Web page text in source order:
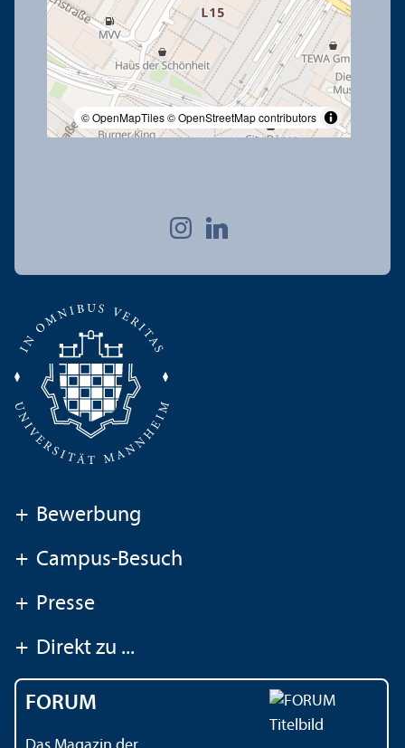
© OpenMapTiles© OpenStreetMap contributors
+ Bewerbung
+ Campus-Besuch
+ Presse
+ Direkt zu ...
FORUM